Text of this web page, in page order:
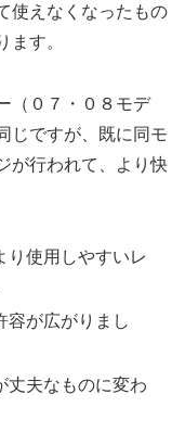
使えなくなったもの
ます。
（０７・０８モデ
じですが、既に同モ
が行われて、より快
り使用しやすいレ
容が広がりまし
丈夫なものに変わ